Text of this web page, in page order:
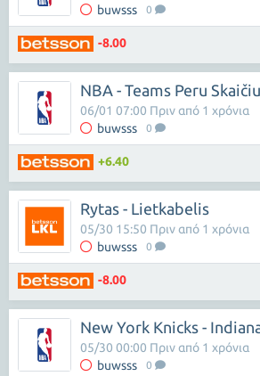
buwsss 0
-8.00
NBA - Teams Peru
buwsss 0
06/01 07:00 Πριν από 1 χρόνια
+6.40
Rytas - Lietkabelis
buwsss 0
05/30 15:50 Πριν από 1 χρόνια
-8.00
New York Knicks -
buwsss 0
05/30 00:00 Πριν από 1 χρόνια